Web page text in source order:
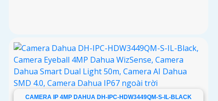
CAMERA IP 4MP DAHUA DH-IPC-HDW3449QM-S-IL-BLACK